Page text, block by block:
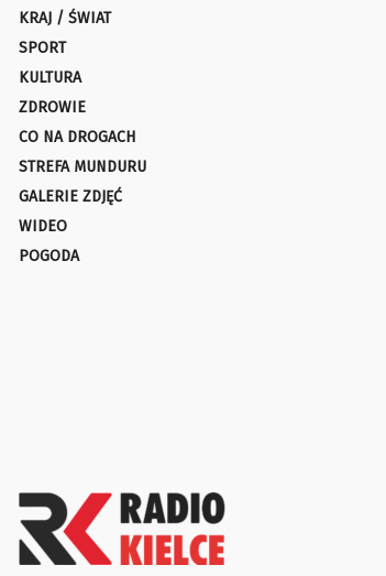
KRAJ / ŚWIAT
SPORT
KULTURA
ZDROWIE
CO NA DROGACH
STREFA MUNDURU
GALERIE ZDJĘĆ
WIDEO
POGODA